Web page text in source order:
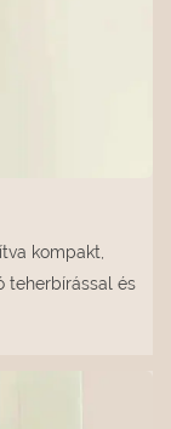
kompakt,
teherbírással és